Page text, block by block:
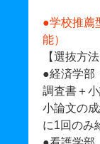
●学校推薦
能）
【選抜方法
●経済学部
調査書＋
小論文の
に1回のみ